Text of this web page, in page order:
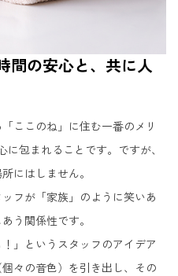
間の安心と、共に人
ここのね」に住む一番のメリ
包まれることです。ですが、
にはしません。
フが「家族」のように笑いあ
う関係性です。
」というスタッフのアイデア
々の音色）を引き出し、その